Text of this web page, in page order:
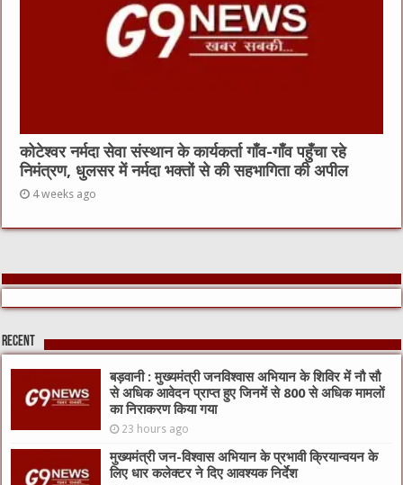
कोटेश्वर नर्मदा सेवा संस्थान के कार्यकर्ता गाँव-गाँव पहुँचा रहे
निमंत्रण, धुलसर में नर्मदा भक्तों से की सहभागिता की अपील
4 weeks ago
Recent
बड़वानी : मुख्यमंत्री जनविश्वास अभियान के शिविर में नौ सौ
से अधिक आवेदन प्राप्त हुए जिनमें से 800 से अधिक मामलों
का निराकरण किया गया
23 hours ago
मुख्यमंत्री जन-विश्वास अभियान के प्रभावी क्रियान्वयन के
लिए धार कलेक्टर ने दिए आवश्यक निर्देश